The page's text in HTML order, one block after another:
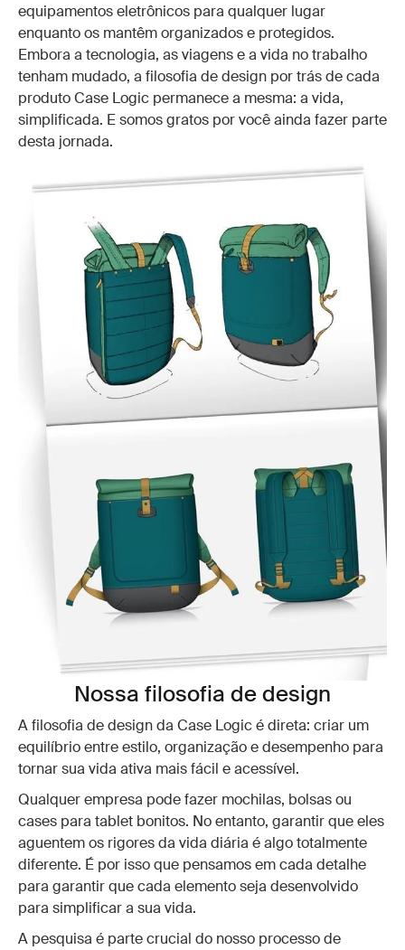
equipamentos eletrônicos para qualquer lugar
enquanto os mantêm organizados e protegidos.
Embora a tecnologia, as viagens e a vida no trabalho
tenham mudado, a filosofia de design por trás de cada
produto Case Logic permanece a mesma: a vida,
simplificada. E somos gratos por você ainda fazer parte
desta jornada.
Nossa filosofia de design
A filosofia de design da Case Logic é direta: criar um
equilíbrio entre estilo, organização e desempenho para
tornar sua vida ativa mais fácil e acessível.
Qualquer empresa pode fazer mochilas, bolsas ou
cases para tablet bonitos. No entanto, garantir que eles
aguentem os rigores da vida diária é algo totalmente
diferente. É por isso que pensamos em cada detalhe
para garantir que cada elemento seja desenvolvido
para simplificar a sua vida.
A pesquisa é parte crucial do nosso processo de